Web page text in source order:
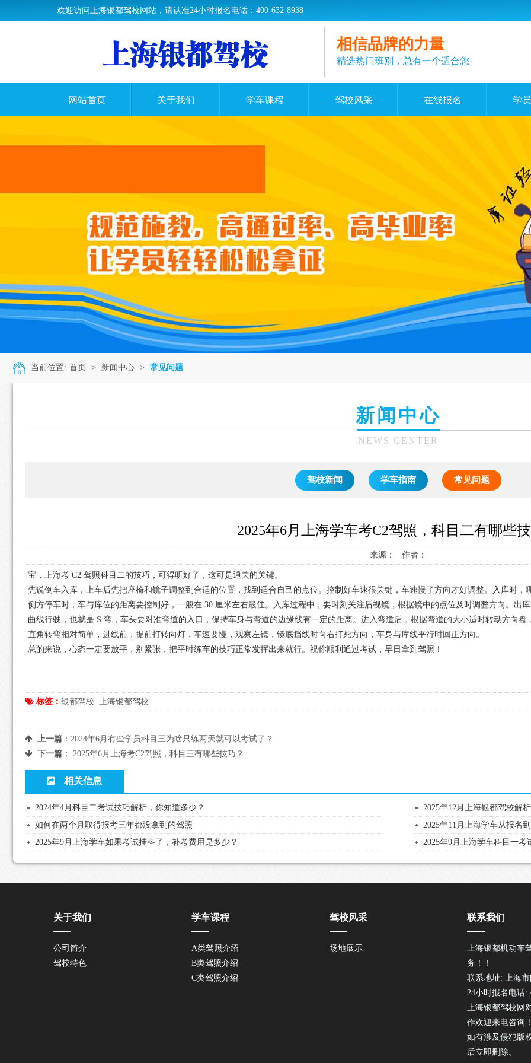
欢迎访问上海银都驾校网站，请认准24小时报名电话：400-632-8938
相信品牌的力量
精选热门班别，总有一个适合您
网站首页 关于我们 学车课程 驾校风采 在线报名 学
当前位置: 首页 > 新闻中心 > 常见问题
新闻中心
NEWS CENTER
驾校新闻 学车指南 常见问题
2025年6月上海学车考C2驾照，科目二有哪些
来源： 作者：
宝，上海考 C2 驾照科目二的技巧，可得听好了，这可是通关的关键。
先说倒车入库，上车后先把座椅和镜子调整到合适的位置，找到适合自己的点位。控制好车速很关键，车速慢了方向才好调整。入库时
侧方停车时，车与库位的距离要控制好，一般在 30 厘米左右最佳。入库过程中，要时刻关注后视镜，根据镜中的点位及时调整方向。出
曲线行驶，也就是 S 弯，车头要对准弯道的入口，保持车身与弯道的边缘线有一定的距离。进入弯道后，根据弯道的大小适时转动方向
直角转弯相对简单，进线前，提前打转向灯，车速要慢，观察左镜，镜底挡线时向右打死方向，车身与库线平行时回正方向。
总的来说，心态一定要放平，别紧张，把平时练车的技巧正常发挥出来就行。祝你顺利通过考试，早日拿到驾照！
标签： 银都驾校 上海银都驾校
上一篇： 2024年6月有些学员科目三为啥只练两天就可以考试了？
下一篇： 2025年6月上海考C2驾照，科目三有哪些技巧？
相关信息
2024年4月科目二考试技巧解析，你知道多少？
2025年12月上海银都驾校解
如何在两个月取得报考三年都没拿到的驾照
2025年11月上海学车从报名
2025年9月上海学车如果考试挂科了，补考费用是多少？
2025年9月上海学车科目一考
关于我们
公司简介
驾校特色
学车课程
A类驾照介绍
B类驾照介绍
C类驾照介绍
驾校风采
场地展示
联系我们
上海银都机动车
务！！
联系地址: 上海
24小时报名电话:
上海银都驾校网
作欢迎来电咨询
如有涉及侵犯版
后立即删除。